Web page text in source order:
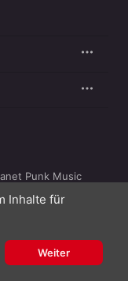
Punk Music
Inhalte für
Weiter